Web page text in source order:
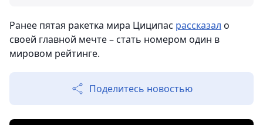
Ранее пятая ракетка мира Циципас рассказал о
своей главной мечте – стать номером один в
мировом рейтинге.
Поделитесь новостью